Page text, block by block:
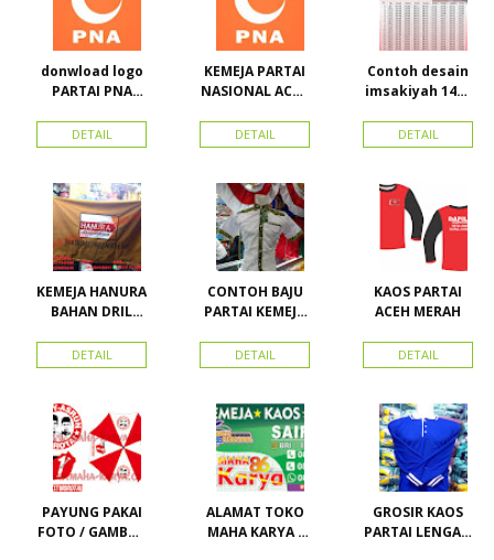
donwload logo
PARTAI PNA
nasional aceh)
Vector
DETAIL
KEMEJA PARTAI
NASIONAL ACEH
PKPI, dan
Kemeja
DETAIL
Contoh desain
imsakiyah 1434
cetak
imsakiyah di
Karya Online
Advertising
Pasar Senen
DETAIL
KEMEJA HANURA
BAHAN DRIL
HANURA
DETAIL
CONTOH BAJU
PARTAI KEMEJA
SEMUA ATRIBUT
PARTAI
DETAIL
KAOS PARTAI
ACEH MERAH
DETAIL
PAYUNG PAKAI
FOTO / GAMBAR
ALAMAT TOKO
MAHA KARYA /
GROSIR KAOS
PARTAI LENGAN